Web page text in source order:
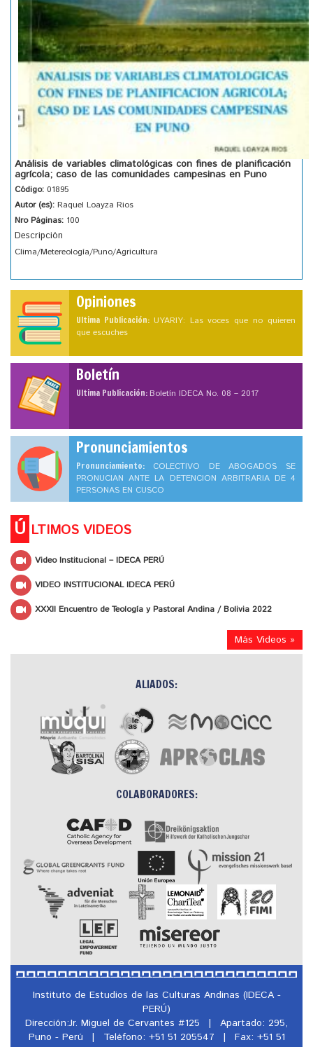
Análisis de variables climatológicas con fines de planificación
agrícola; caso de las comunidades campesinas en Puno
Código: 01895
Autor (es): Raquel Loayza Rios
Nro Páginas: 100
Descripción
Clima/Metereología/Puno/Agricultura
Opiniones
Ultima Publicación: UYARIY: Las voces que no quieren
que escuches
Boletín
Ultima Publicación:Boletín IDECA No. 08 – 2017
Pronunciamientos
Pronunciamiento: COLECTIVO DE ABOGADOS SE
PRONUCIAN ANTE LA DETENCION ARBITRARIA DE 4
PERSONAS EN CUSCO
Ú LTIMOS VIDEOS
Video Institucional – IDECA PERÚ
VIDEO INSTITUCIONAL IDECA PERÚ
XXXII Encuentro de Teología y Pastoral Andina / Bolivia 2022
Más Videos »
ALIADOS:
COLABORADORES:
Instituto de Estudios de las Culturas Andinas (IDECA -
PERÚ)
Dirección:Jr. Miguel de Cervantes #125
|
Apartado: 295,
Puno - Perú
| Teléfono: +51 51 205547 |
Fax: +51 51